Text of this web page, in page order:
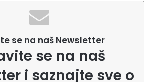
se na naš Newsletter
se na naš
i saznajte sve o